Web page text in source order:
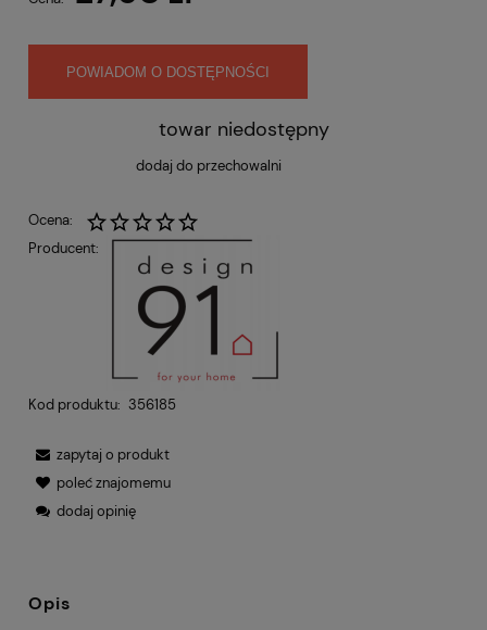
POWIADOM O DOSTĘPNOŚCI
towar niedostępny
dodaj do przechowalni
Ocena:
Producent:
Kod produktu: 356185
zapytaj o produkt
poleć znajomemu
dodaj opinię
Opis